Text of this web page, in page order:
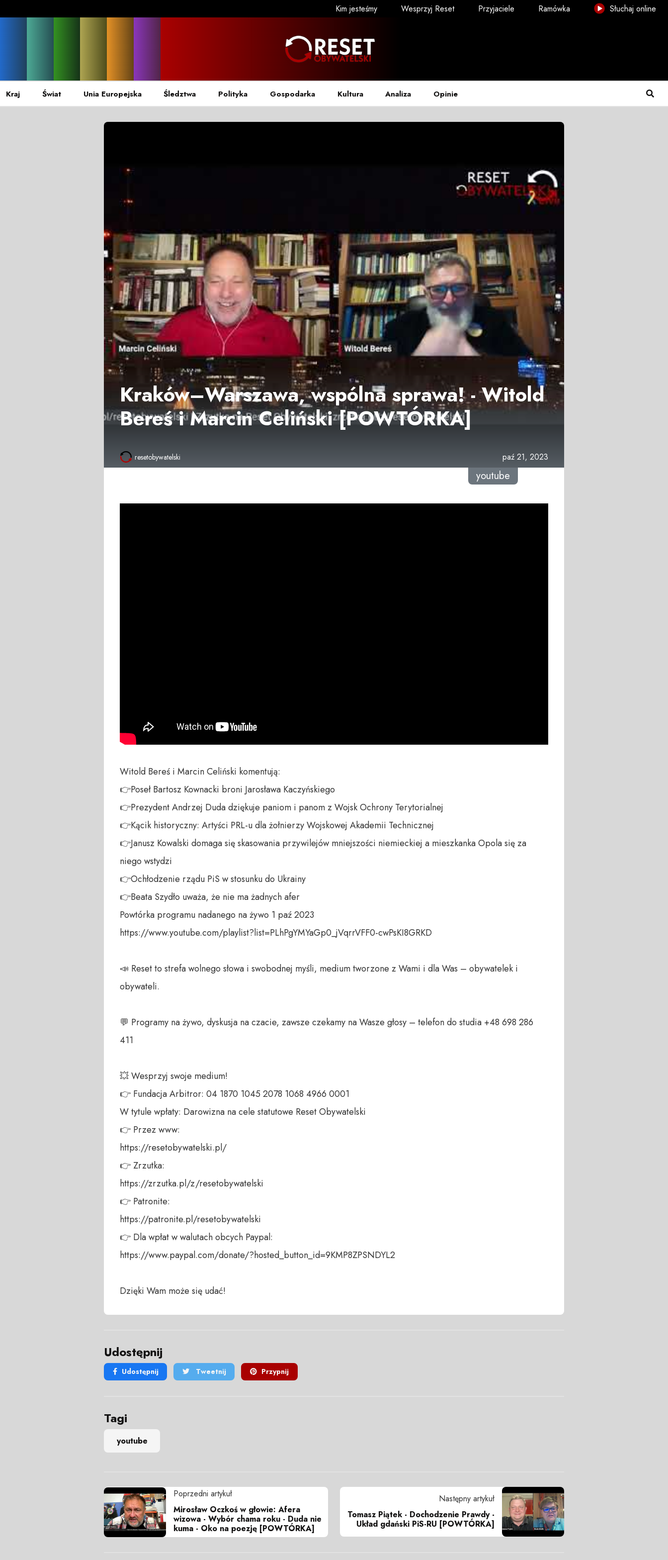
Kim jesteśmy Wesprzyj Reset Przyjaciele Ramówka Słuchaj online
Kraj Świat Unia Europejska Śledztwa Polityka Gospodarka Kultura Analiza Opinie
Kraków–Warszawa, wspólna sprawa! - Witold
Bereś i Marcin Celiński [POWTÓRKA]
resetobywatelski paź 21, 2023
youtube
Witold Bereś i Marcin Celiński komentują:
👉Poseł Bartosz Kownacki broni Jarosława Kaczyńskiego
👉Prezydent Andrzej Duda dziękuje paniom i panom z Wojsk Ochrony Terytorialnej
👉Kącik historyczny: Artyści PRL-u dla żołnierzy Wojskowej Akademii Technicznej
👉Janusz Kowalski domaga się skasowania przywilejów mniejszości niemieckiej a mieszkanka Opola się za
niego wstydzi
👉Ochłodzenie rządu PiS w stosunku do Ukrainy
👉Beata Szydło uważa, że nie ma żadnych afer
Powtórka programu nadanego na żywo 1 paź 2023
https://www.youtube.com/playlist?list=PLhPgYMYaGp0_jVqrrVFF0-cwPsKI8GRKD
📣 Reset to strefa wolnego słowa i swobodnej myśli, medium tworzone z Wami i dla Was – obywatelek i
obywateli.
💬 Programy na żywo, dyskusja na czacie, zawsze czekamy na Wasze głosy – telefon do studia +48 698 286
411
💥 Wesprzyj swoje medium!
👉 Fundacja Arbitror: 04 1870 1045 2078 1068 4966 0001
W tytule wpłaty: Darowizna na cele statutowe Reset Obywatelski
👉 Przez www:
https://resetobywatelski.pl/
👉 Zrzutka:
https://zrzutka.pl/z/resetobywatelski
👉 Patronite:
https://patronite.pl/resetobywatelski
👉 Dla wpłat w walutach obcych Paypal:
https://www.paypal.com/donate/?hosted_button_id=9KMP8ZPSNDYL2
Dzięki Wam może się udać!
Udostępnij
Udostępnij Tweetnij Przypnij
Tagi
youtube
Poprzedni artykuł
Mirosław Oczkoś w głowie: Afera
wizowa - Wybór chama roku - Duda nie
kuma - Oko na poezję [POWTÓRKA]
Następny artykuł
Tomasz Piątek - Dochodzenie Prawdy -
Układ gdański PiS-RU [POWTÓRKA]